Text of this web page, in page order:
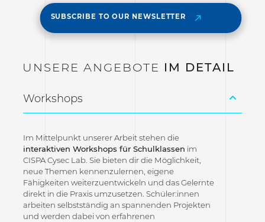
SUBSCRIBE TO OUR NEWSLETTER
UNSERE ANGEBOTE IM DETAIL
Workshops
Im Mittelpunkt unserer Arbeit stehen die
interaktiven Workshops für Schulklassen im
CISPA Cysec Lab. Sie bieten dir die Möglichkeit,
neue Themen kennenzulernen, eigene
Fähigkeiten weiterzuentwickeln und das Gelernte
direkt in die Praxis umzusetzen. Schüler:innen
arbeiten selbstständig an spannenden Projekten
und werden dabei von erfahrenen